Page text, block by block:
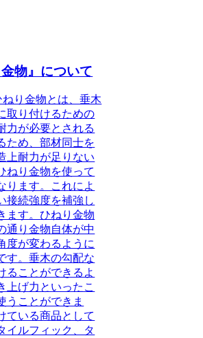
物』について
ねり金物とは、垂木
取り付けるための
力が必要とされる
ため、部材同士を
上耐力が足りない
ねり金物を使って
ります。これによ
接続強度を補強し
ます。ひねり金物
通り金物自体が中
度が変わるように
す。垂木の勾配な
ることができるよ
上げ力といったこ
うことができま
ている商品として
イルフィック、タ